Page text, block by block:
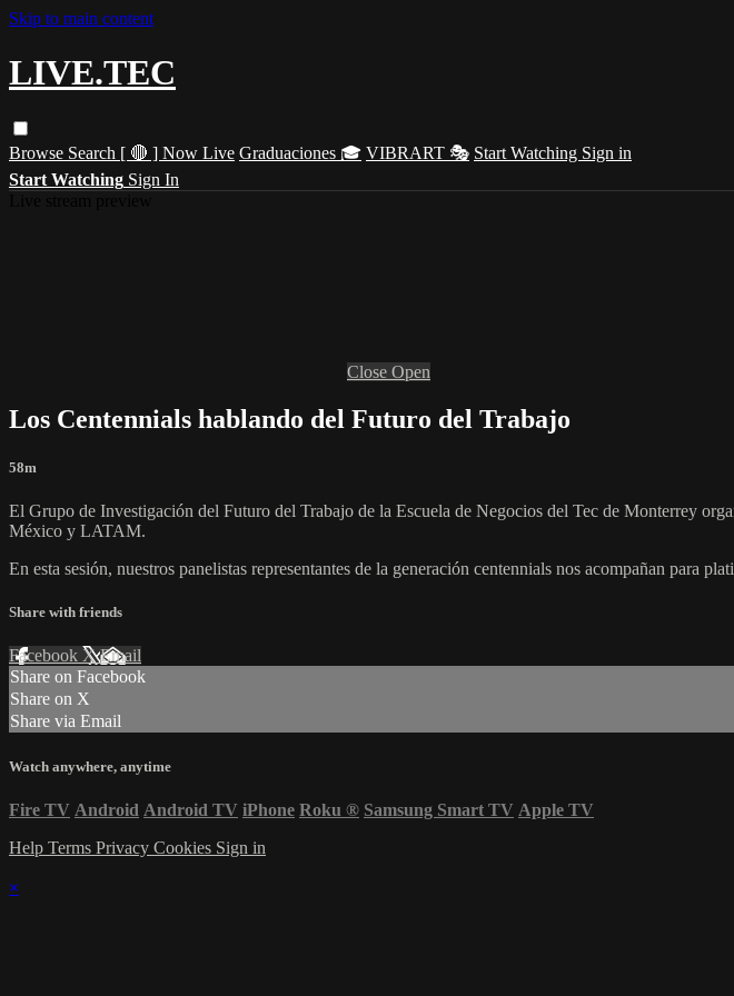
Skip to main content
LIVE.TEC
Browse Search [ 🔴 ] Now Live Graduaciones 🎓 VIBRART 🎭 Start Watching Sign in
Start Watching Sign In
Close Open
Los Centennials hablando del Futuro del Trabajo
58m
El Grupo de Investigación del Futuro del Trabajo de la Escuela de Negocios del Tec de Monterrey
México y LATAM.
En esta sesión, nuestros panelistas representantes de la generación centennials nos acompañan para
Share with friends
Facebook XEmail
Share on Facebook
Share on X
Share via Email
Watch anywhere, anytime
Fire TV Android Android TV iPhone Roku ® Samsung Smart TV Apple TV
Help Terms Privacy Cookies Sign in
×